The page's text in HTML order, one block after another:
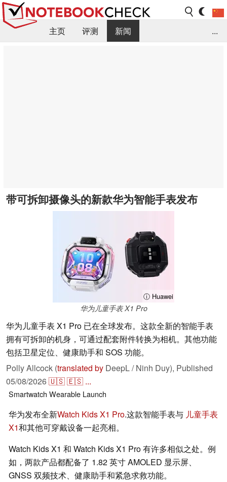
主页 评测
新闻
...
带可拆卸摄像头的新款华为智能手表发布
ⓘ Huawei
华为儿童手表 X1 Pro
华为儿童手表 X1 Pro 已在全球发布。这款全新的智能手表
拥有可拆卸的机身，可通过配套附件转换为相机。其他功能
包括卫星定位、健康助手和 SOS 功能。
Polly Allcock (translated by DeepL / Ninh Duy), Published
05/08/2026🇺🇸🇪🇸 ...
Smartwatch Wearable Launch
华为发布全新Watch Kids X1 Pro.这款智能手表与 儿童手表
X1和其他可穿戴设备一起亮相。
Watch Kids X1 和 Watch Kids X1 Pro 有许多相似之处。例
如，两款产品都配备了 1.82 英寸 AMOLED 显示屏、
GNSS 双频技术、健康助手和紧急求救功能。